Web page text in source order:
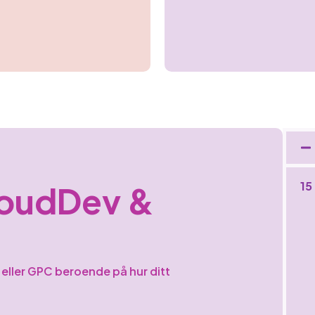
&
GPC beroende på hur ditt